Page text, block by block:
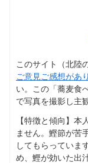
このサイト（北陸
ご意見ご感想があ
い。この「蕎麦食
で写真を撮影し主
【特徴と傾向】
ません。鰹節が苦
してもらっていま
め、鰹が効いた出